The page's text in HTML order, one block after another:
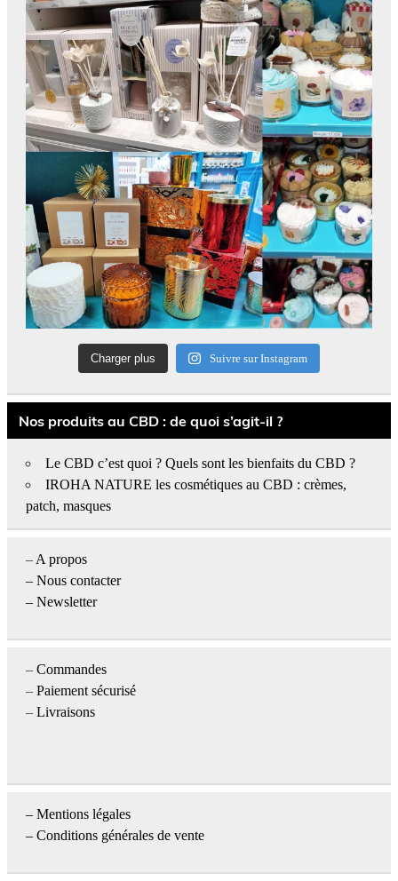
Charger plus Suivre sur Instagram
Nos produits au CBD : de quoi s’agit-il ?
Le CBD c’est quoi ? Quels sont les bienfaits du CBD ?
IROHA NATURE les cosmétiques au CBD : crèmes,
patch, masques
– A propos
– Nous contacter
– Newsletter
– Commandes
– Paiement sécurisé
– Livraisons
– Mentions légales
– Conditions générales de vente